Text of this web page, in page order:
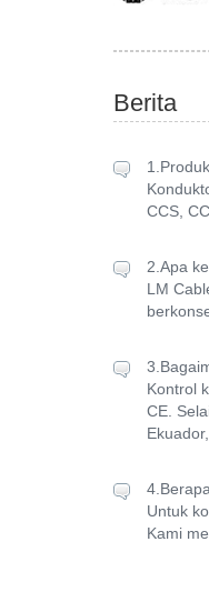
Berita
CCS,
2.Apa
LM
Kontrol
CE.
Untuk
Kami